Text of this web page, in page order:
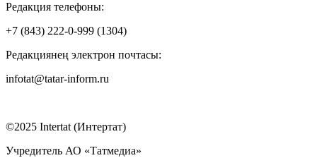
Редакция телефоны:
+7 (843) 222-0-999 (1304)
Редакциянең электрон почтасы:
infotat@tatar-inform.ru
©2025 Intertat (Интертат)
Учредитель АО «Татмедиа»